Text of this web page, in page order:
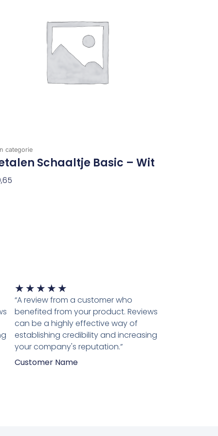
categorie
Schaaltje Basic – Wit
★ ★ ★ ★ ★
5
van
5
“A review from a customer who
benefited from your product. Reviews
can be a highly effective way of
establishing credibility and increasing
your company's reputation.”
Customer Name